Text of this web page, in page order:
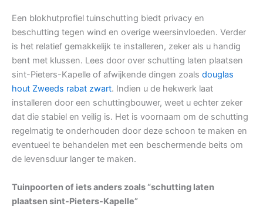
Een blokhutprofiel tuinschutting biedt privacy en
beschutting tegen wind en overige weersinvloeden. Verder
is het relatief gemakkelijk te installeren, zeker als u handig
bent met klussen. Lees door over schutting laten plaatsen
sint-Pieters-Kapelle of afwijkende dingen zoals douglas
hout Zweeds rabat zwart. Indien u de hekwerk laat
installeren door een schuttingbouwer, weet u echter zeker
dat die stabiel en veilig is. Het is voornaam om de schutting
regelmatig te onderhouden door deze schoon te maken en
eventueel te behandelen met een beschermende beits om
de levensduur langer te maken.
Tuinpoorten of iets anders zoals “schutting laten
plaatsen sint-Pieters-Kapelle”